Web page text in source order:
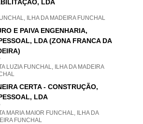
LDA
ILHA DA MADEIRA FUNCHAL
E PAIVA ENGENHARIA,
LDA (ZONA FRANCA DA
LUZIA FUNCHAL, ILHA DA MADEIRA
CERTA - CONSTRUÇÃO,
LDA
MARIA MAIOR FUNCHAL, ILHA DA
FUNCHAL